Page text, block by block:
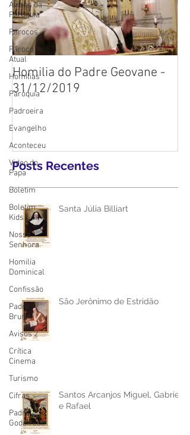
Avisos da
Paróquia
Párocos
Pároco
Atual
Homilias
Paróquia
Padroeira
Evangelho
Aconteceu
Video do
Papa
Boletim
Boletim
Kids
Nossa
Senhora
Homilia
Dominical
Confissão
Padre
Bruno
Avisos 2
Crítica
Cinema
Turismo
Cifras
Padre
Godofredo
Homilia do Padre Geovane -
31/12/2019
Posts Recentes
Santa Júlia Billiart
São Jerônimo de Estridão
Santos Arcanjos Miguel, Gabriel
e Rafael